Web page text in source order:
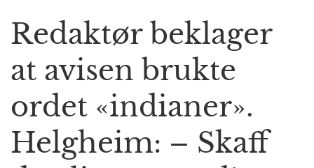
n
a
a
t
o
Redaktør beklager
at avisen brukte
ordet «indianer».
Helgheim: – Skaff